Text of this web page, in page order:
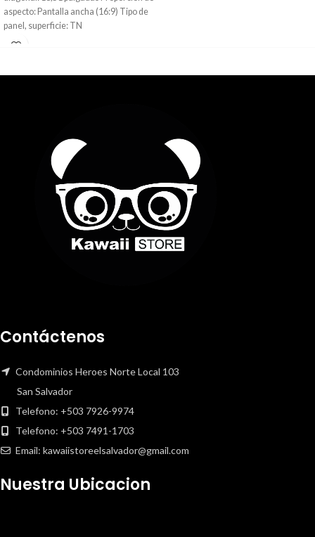
aspecto: Pantalla ancha (16:9) Tipo de
panel, superficie: TN
Contáctenos
Condominios Heroes Norte Local 103
San Salvador
Telefono: +503 7926-9974
Telefono: +503 7491-1703
Email: kawaiistoreelsalvador@gmail.com
Nuestra Ubicacion